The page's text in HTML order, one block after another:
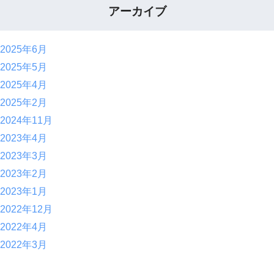
アーカイブ
2025年6月
2025年5月
2025年4月
2025年2月
2024年11月
2023年4月
2023年3月
2023年2月
2023年1月
2022年12月
2022年4月
2022年3月